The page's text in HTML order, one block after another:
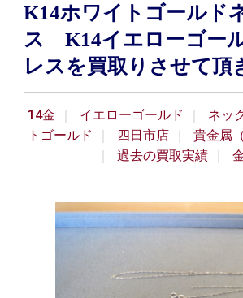
K14ホワイトゴールド
ス K14イエローゴー
レスを買取りさせて頂
14金 イエローゴールド ネッ
トゴールド
四日市店
貴金属
過去の買取実績